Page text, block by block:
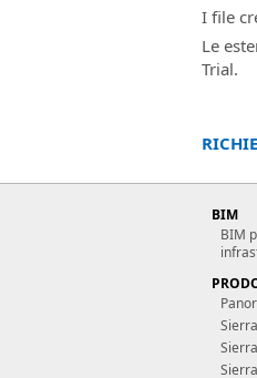
I file
Le
Trial.
BIM
BIM